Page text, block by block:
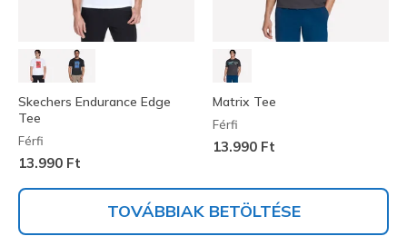
Skechers Endurance Edge
Tee
Férfi
13.990 Ft
Matrix Tee
Férfi
13.990 Ft
TOVÁBBIAK BETÖLTÉSE